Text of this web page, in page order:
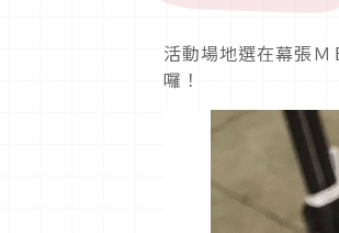
活動場地選在幕張
囉！